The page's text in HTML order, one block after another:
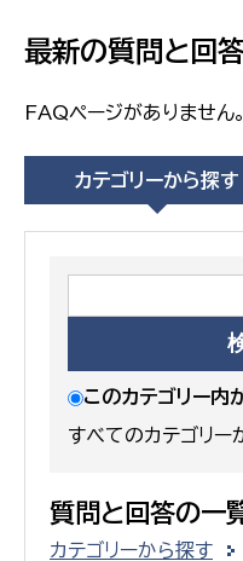
最新の質問と回
FAQページがありません。
カテゴリーから探す
このカテゴリー内
すべてのカテゴリー
質問と回答の一
カテゴリーから探す